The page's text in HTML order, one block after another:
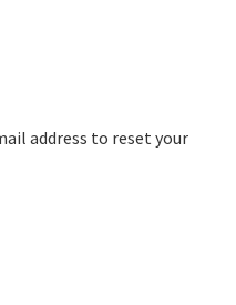
address to reset your